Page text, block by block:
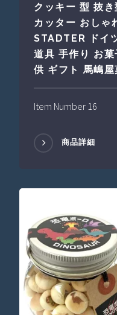
クッキー 型 抜
カッター おしゃ
STADTER ドイ
道具 手作り お
供 ギフト 馬嶋屋
Item Number 16
商品詳細